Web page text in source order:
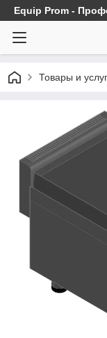
Equip Prom -
Товары и